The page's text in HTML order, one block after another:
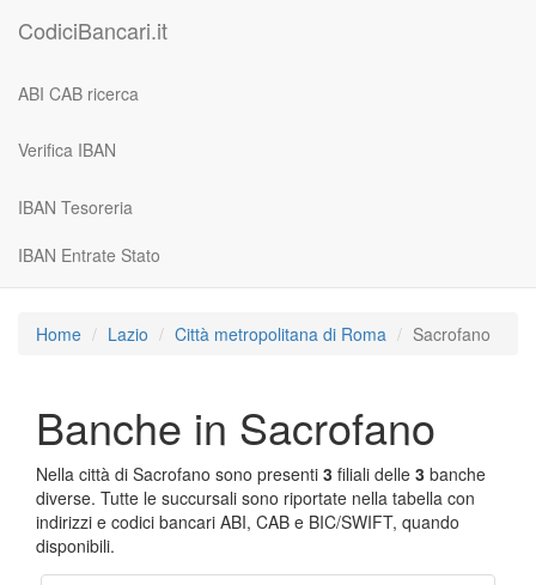
CodiciBancari.it
ABI CAB ricerca
Verifica IBAN
IBAN Tesoreria
IBAN Entrate Stato
Home Lazio Città metropolitana di Roma Sacrofano
Banche in Sacrofano
Nella città di Sacrofano sono presenti 3 filiali delle 3 banche
diverse. Tutte le succursali sono riportate nella tabella con
indirizzi e codici bancari ABI, CAB e BIC/SWIFT, quando
disponibili.